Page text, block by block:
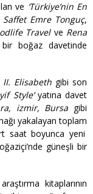
ve ‘Türkiye’nin En
Saffet Emre Tonguç,
Travel ve Rena
boğaz davetinde
Elisabethgibi son
Style’yatına davet
izmir, Bursa gibi
yakalayan toplam
saat boyunca yeni
güneşli bir
kitaplarının